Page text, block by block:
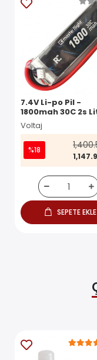
7.4V Li-po Pil -
1800mah 30C 2s
Polymer Batarya
Voltaj
%18
SEPETE EKLE